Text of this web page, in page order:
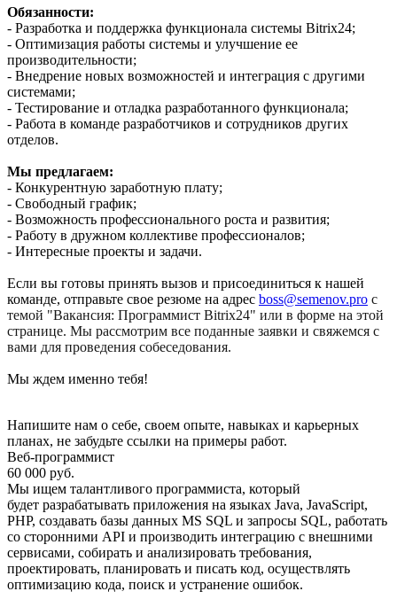
Обязанности:
- Разработка и поддержка функционала системы Bitrix24;
- Оптимизация работы системы и улучшение ее
производительности;
- Внедрение новых возможностей и интеграция с другими
системами;
- Тестирование и отладка разработанного функционала;
- Работа в команде разработчиков и сотрудников других
отделов.
Мы предлагаем:
- Конкурентную заработную плату;
- Свободный график;
- Возможность профессионального роста и развития;
- Работу в дружном коллективе профессионалов;
- Интересные проекты и задачи.
Если вы готовы принять вызов и присоединиться к нашей
команде, отправьте свое резюме на адрес boss@semenov.pro с
темой "Вакансия: Программист Bitrix24" или в форме на этой
странице. Мы рассмотрим все поданные заявки и свяжемся с
вами для проведения собеседования.
Мы ждем именно тебя!
Напишите нам о себе, своем опыте, навыках и карьерных
планах, не забудьте ссылки на примеры работ.
Веб-программист
60 000 руб.
Мы ищем талантливого программиста, который
будет разрабатывать приложения на языках Java, JavaScript,
PHP, создавать базы данных MS SQL и запросы SQL, работать
со сторонними API и производить интеграцию с внешними
сервисами, собирать и анализировать требования,
проектировать, планировать и писать код, осуществлять
оптимизацию кода, поиск и устранение ошибок.